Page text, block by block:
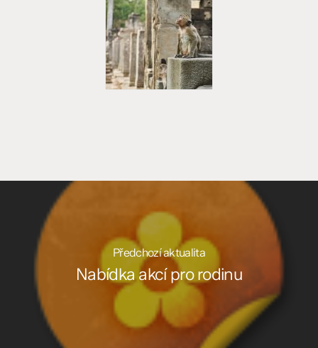
Předchozí aktualita
Nabídka akcí pro rodinu